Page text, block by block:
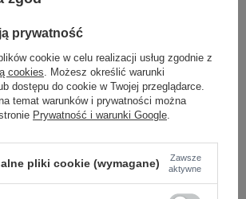
damska hurtowo online
damska z plikiem XML/CSV.
stanów co godzinę.
DROPSHIPPING
ubrania w dropshippingu
z wysyłką na etykiecie Twojego
całej UE. Zero magazynu, zero
prywatność
cookie w celu realizacji usług zgodnie z
cookies. Możesz określić warunki
dostępu do cookie w Twojej przeglądarce.
temat warunków i prywatności można
Prywatność i warunki Google.
pliki cookie (wymagane)
Zawsze
aktywne